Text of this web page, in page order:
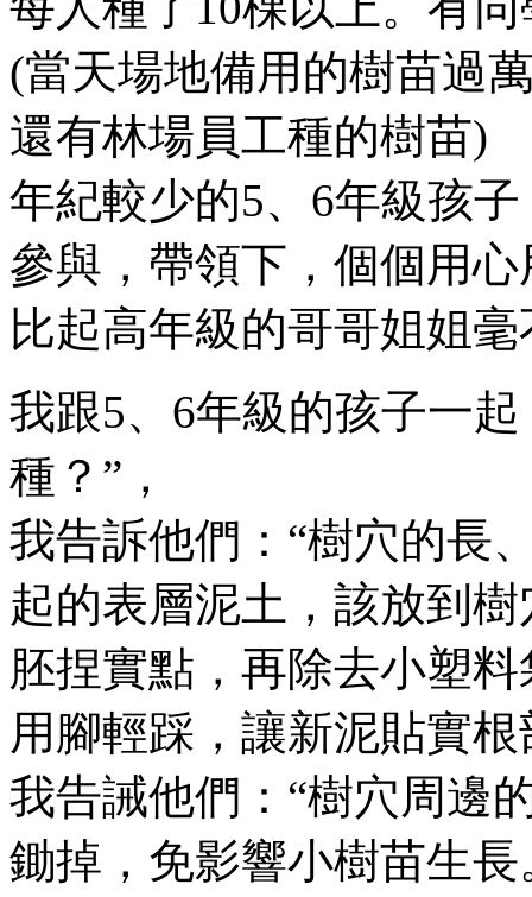
(當天場地備用的樹苗過
還有林場員工種的樹苗)
年紀較少的5、6年級孩
參與，帶領下，個個用
比起高年級的哥哥姐姐
我跟5、6年級的孩子一
種？”，
我告訴他們：“樹穴的長
起的表層泥土，該放到
胚捏實點，再除去小塑
用腳輕踩，讓新泥貼實
我告誡他們：“樹穴周邊
鋤掉，免影響小樹苗生長